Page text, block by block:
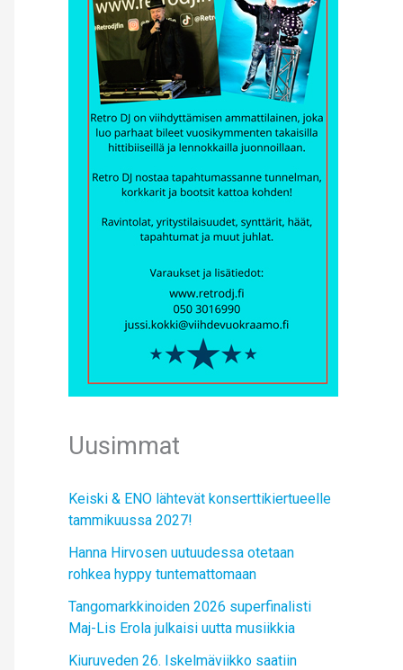
Uusimmat
Keiski & ENO lähtevät konserttikiertueelle
tammikuussa 2027!
Hanna Hirvosen uutuudessa otetaan
rohkea hyppy tuntemattomaan
Tangomarkkinoiden 2026 superfinalisti
Maj-Lis Erola julkaisi uutta musiikkia
Kiuruveden 26. Iskelmäviikko saatiin